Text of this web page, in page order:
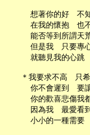
想著你的好　不
在我的懷抱　也
能否等到所謂天
但是我　只要專
就聽見我的心跳
＊我要求不高　只
你不會遲到　要
你的歡喜悲傷我
因為我　最愛看
小小的一種需要